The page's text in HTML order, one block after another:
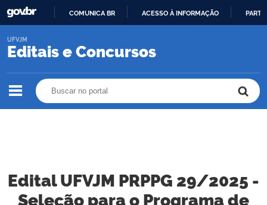
O
COMUNICA BR ACESSO À INFORMAÇÃO
Editais e Concursos
UFVJM
Edital UFVJM PRPPG 29/2025 -
Seleção para o Programa de